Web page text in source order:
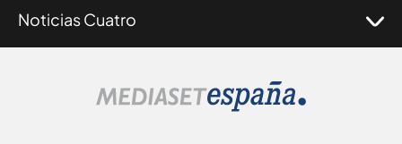
Noticias Cuatro